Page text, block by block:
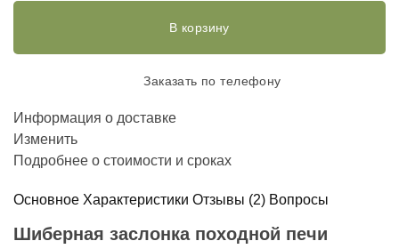
В корзину
Заказать по телефону
Информация о доставке
Изменить
Подробнее о стоимости и сроках
Основное Характеристики Отзывы (2) Вопросы
Шиберная заслонка походной печи